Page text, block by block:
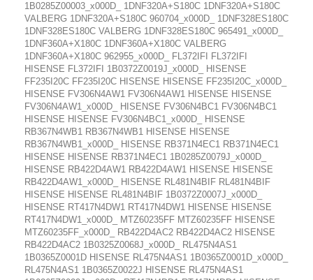
1B0285Z00003_x000D_ 1DNF320A+S180C 1DNF320A+S180C
VALBERG 1DNF320A+S180C 960704_x000D_ 1DNF328ES180C
1DNF328ES180C VALBERG 1DNF328ES180C 965491_x000D_
1DNF360A+X180C 1DNF360A+X180C VALBERG
1DNF360A+X180C 962955_x000D_ FL372IFI FL372IFI
HISENSE FL372IFI 1B0372Z0019J_x000D_ HISENSE
FF235I20C FF235I20C HISENSE HISENSE FF235I20C_x000D_
HISENSE FV306N4AW1 FV306N4AW1 HISENSE HISENSE
FV306N4AW1_x000D_ HISENSE FV306N4BC1 FV306N4BC1
HISENSE HISENSE FV306N4BC1_x000D_ HISENSE
RB367N4WB1 RB367N4WB1 HISENSE HISENSE
RB367N4WB1_x000D_ HISENSE RB371N4EC1 RB371N4EC1
HISENSE HISENSE RB371N4EC1 1B0285Z0079J_x000D_
HISENSE RB422D4AW1 RB422D4AW1 HISENSE HISENSE
RB422D4AW1_x000D_ HISENSE RL481N4BIF RL481N4BIF
HISENSE HISENSE RL481N4BIF 1B0372Z0007J_x000D_
HISENSE RT417N4DW1 RT417N4DW1 HISENSE HISENSE
RT417N4DW1_x000D_ MTZ60235FF MTZ60235FF HISENSE
MTZ60235FF_x000D_ RB422D4AC2 RB422D4AC2 HISENSE
RB422D4AC2 1B0325Z0068J_x000D_ RL475N4AS1
1B0365Z0001D HISENSE RL475N4AS1 1B0365Z0001D_x000D_
RL475N4AS1 1B0365Z0022J HISENSE RL475N4AS1